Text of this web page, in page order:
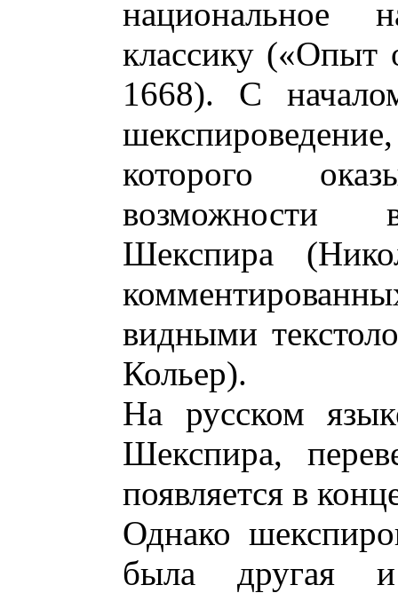
национальное
классику («Опыт
1668). С
которого
возможности
Шекспира
видными
Кольер).
На русском
Шекспира,
появляется в
Однако
была другая